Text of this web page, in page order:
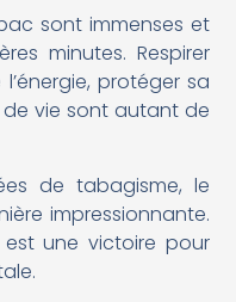
sont immenses et
minutes. Respirer
protéger sa
vie sont autant de
de tabagisme, le
impressionnante.
une victoire pour